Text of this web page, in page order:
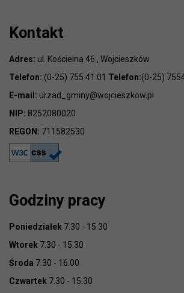
Kontakt
Adres: ul. Kościelna 46 , Wojcieszków
Telefon: (0-25) 755 41 01 Telefon:(0-25)
E-mail: urzad_gminy@wojcieszkow.pl
NIP: 8252080020
REGON: 711582530
Godziny pracy
Poniedziałek 7.30 - 15.30
Wtorek 7.30 - 15.30
Środa 7.30 - 16.00
Czwartek 7.30 - 15.30